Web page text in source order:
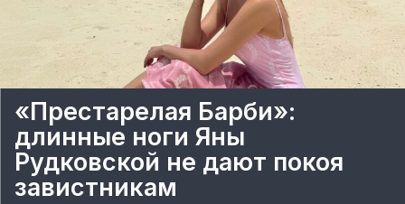
«Престарелая Барби»:
длинные ноги Яны
Рудковской не дают покоя
завистникам